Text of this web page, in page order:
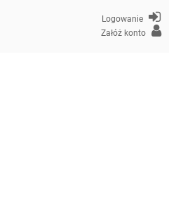
Logowanie
Załóż konto